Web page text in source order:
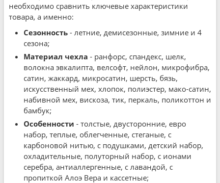
необходимо сравнить ключевые характеристики
товара, а именно:
Сезонность - летние, демисезонные, зимние и 4
сезона;
Материал чехла - ранфорс, спандекс, шелк,
волокна эвкалипта, велсофт, нейлон, микрофибра,
сатин, жаккард, микросатин, шерсть, бязь,
искусственный мех, хлопок, полиэстер, мако-сатин,
набивной мех, вискоза, тик, перкаль, поликоттон и
бамбук;
Особенности - толстые, двусторонние, евро
набор, теплые, облегченные, стеганые, с
карбоновой нитью, с подушками, детский набор,
охладительные, полуторный набор, с ионами
серебра, антиаллергенные, с лавандой, с
пропиткой Алоэ Вера и кассетные;